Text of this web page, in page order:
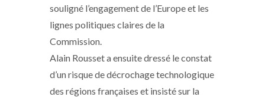
souligné l’engagement de l’Europe et les
lignes politiques claires de la
Commission.
Alain Rousset a ensuite dressé le constat
d’un risque de décrochage technologique
des régions françaises et insisté sur la